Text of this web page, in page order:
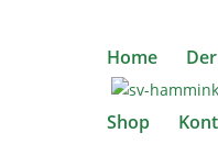
Home
Shop